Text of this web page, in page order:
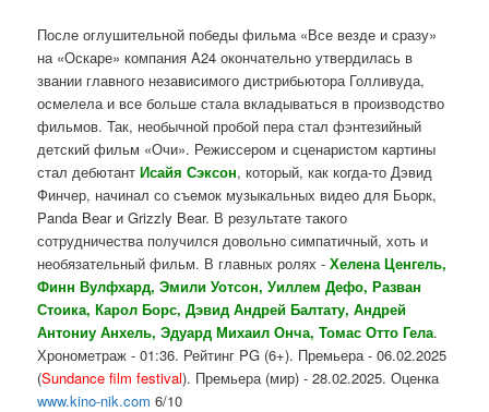
После оглушительной победы фильма «Все везде и сразу»
на «Оскаре» компания A24 окончательно утвердилась в
звании главного независимого дистрибьютора Голливуда,
осмелела и все больше стала вкладываться в производство
фильмов. Так, необычной пробой пера стал фэнтезийный
детский фильм «Очи». Режиссером и сценаристом картины
стал дебютантИсайя Сэксон, который, как когда-то Дэвид
Финчер, начинал со съемок музыкальных видео для Бьорк,
Panda Bear и Grizzly Bear. В результате такого
сотрудничества получился довольно симпатичный, хоть и
необязательный фильм. В главных ролях -Хелена Ценгель,
Финн Вулфхард, Эмили Уотсон, Уиллем Дефо, Разван
Стоика, Карол Борс, Дэвид Андрей Балтату, Андрей
Антониу Анхель, Эдуард Михаил Онча, Томас Отто Гела.
Хронометраж - 01:36. Рейтинг PG (6+). Премьера - 06.02.2025
(Sundance film festival). Премьера (мир) - 28.02.2025. Оценка
www.kino-nik.com 6/10